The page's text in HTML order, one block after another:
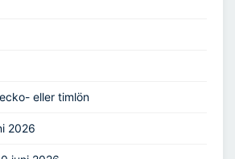
eller timlön
2026